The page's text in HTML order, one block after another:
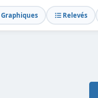
Graphiques Relevés